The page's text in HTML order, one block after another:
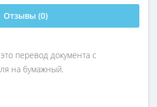
Отзывы (0)
перевод документа с
на бумажный.